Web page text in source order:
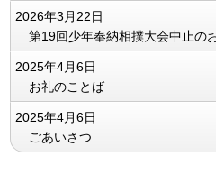
2026年3月22日
第19回少年奉納相撲大会中止の
2025年4月6日
お礼のことば
2025年4月6日
ごあいさつ